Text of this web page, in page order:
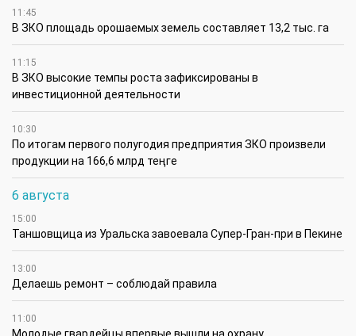
11:45
В ЗКО площадь орошаемых земель составляет 13,2 тыс. га
11:15
В ЗКО высокие темпы роста зафиксированы в
инвестиционной деятельности
10:30
По итогам первого полугодия предприятия ЗКО произвели
продукции на 166,6 млрд теңге
6 августа
15:00
Таншовщица из Уральска завоевала Супер-Гран-при в Пекине
13:00
Делаешь ремонт – соблюдай правила
11:00